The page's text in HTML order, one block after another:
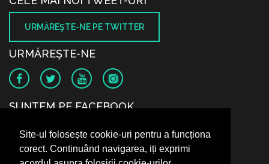
Site-ul folosește cookie-uri pentru a funcționa
corect. Continuând navigarea, iți exprimi
URMĂREŞTE-NE PE TWITTER
URMĂREŞTE-NE
SUNTEM PE FACEBOOK